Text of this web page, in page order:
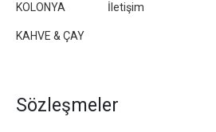
KOLONYA
KAHVE & ÇAY
İletişim
Sözleşmeler